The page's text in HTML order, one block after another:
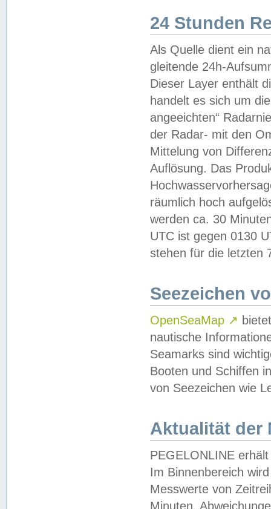
24 Stunden
Als Quelle dient ein
gleitende 24h-
Dieser Layer enthält
handelt es sich um
angeeichten“
der Radar- mit den
Mittelung von
Auflösung. Das
räumlich hoch
werden ca. 30
UTC ist gegen 0130
stehen für die letzten
Seezeichen
OpenSeaMap ↗
nautische
Seamarks sind
Booten und Schiffen
von Seezeichen wie
Aktualität der
PEGELONLINE
Im Binnenbereich
Messwerte von
Minuten.